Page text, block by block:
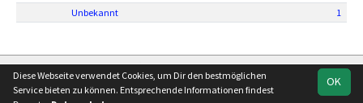
Unbekannt
1
soccero.de
OK
Diese Webseite verwendet Cookies, um Dir den bestmöglichen
Service bieten zu können. Entsprechende Informationen findest